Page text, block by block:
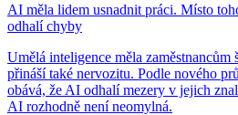
AI měla lidem usnadnit práci. Místo
odhalí chyby
Umělá inteligence měla zaměstnancům
přináší také nervozitu. Podle nového
obává, že AI odhalí mezery v jejich
AI rozhodně není neomylná.